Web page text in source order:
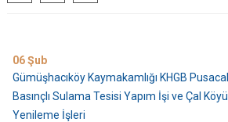
Gümüşhacıköy
Merzifon
Suluova
Taşova
06Şub
Gümüşhacıköy Kaymakamlığı KHGB
Basınçlı Sulama Tesisi Yapım İşi ve Çal
Yenileme İşleri